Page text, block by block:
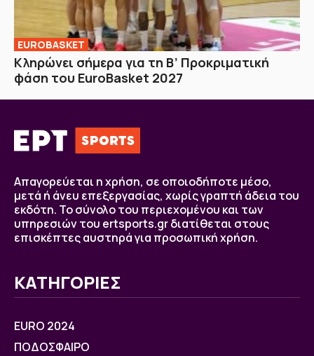
EUROBASKET
Κληρώνει σήμερα για τη Β’ Προκριματική
φάση του EuroBasket 2027
Απαγορεύεται η χρήση, σε οποιοδήποτε μέσο,
μετά ή άνευ επεξεργασίας, χωρίς γραπτή άδεια του
εκδότη. Το σύνολο του περιεχομένου και των
υπηρεσιών του ertsports.gr διατίθεται στους
επισκέπτες αυστηρά για προσωπική χρήση.
ΚΑΤΗΓΟΡΙΕΣ
EURO 2024
ΠΟΔΟΣΦΑΙΡΟ